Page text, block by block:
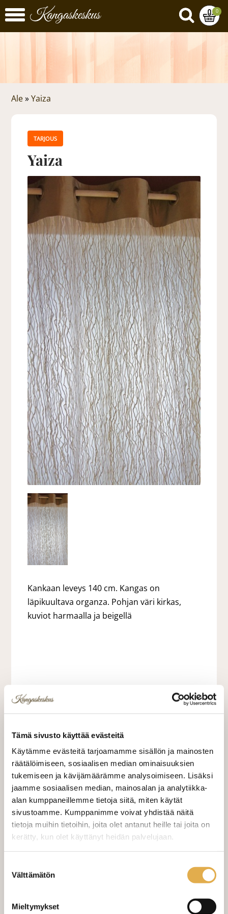
Tämä sivusto käyttää evästeitä
Käytämme evästeitä tarjoamamme sisällön ja mainosten
räätälöimiseen, sosiaalisen median ominaisuuksien
tukemiseen ja kävijämäärämme analysoimiseen. Lisäksi
jaamme sosiaalisen median, mainosalan ja analytiikka-
alan kumppaneillemme tietoja siitä, miten käytät
sivustoamme. Kumppanimme voivat yhdistää näitä
tietoja muihin tietoihin, joita olet antanut heille tai joita on
kerätty, kun olet käyttänyt heidän palvelujaan.
valinta
Välttämätön
Mieltymykset
0
Ale »Yaiza
TARJOUS
Yaiza
Kankaan leveys 140 cm. Kangas on
läpikuultava organza. Pohjan väri kirkas,
kuviot harmaalla ja beigellä
6,90 €
norm. 18,90 €
VALITSE KANKAAN PITUUS
LISÄÄ OSTOSKORIIN
Valitse mukaan ompelupalvelu
VERHOJEN MÄÄRÄ:
Suoraverho leveys 150 cm + 22,00 €